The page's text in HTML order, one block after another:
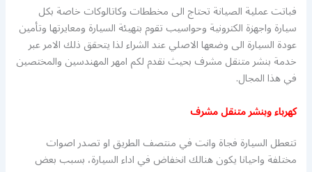
فباتت عملية الصيانة تحتاج الى مخططات وكاتالوكات خاصة بكل
سيارة واجهزة الكترونية وحواسيب تقوم بتهيئة السيارة ومعايرتها وتأمين
عودة السيارة الى وضعها الاصلي عند الشراء لذا يتحقق ذلك الامر عبر
خدمة بنشر متنقل مشرف بحيث نقدم لكم امهر المهندسين والمختصين
في هذا المجال.
كهرباء وبنشر متنقل مشرف
تتعطل السيارة فجاة وانت في منتصف الطريق او تصدر اصوات
مختلفة واحيانا يكون هنالك انخفاض في اداء السيارة، بسبب بعض